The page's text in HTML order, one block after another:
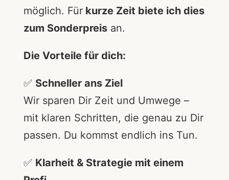
möglich. Fürkurze Zeit biete ich dies
zum Sonderpreisan.
Die Vorteile für dich:
✅ Schneller ans Ziel
Wir sparen Dir Zeit und Umwege –
mit klaren Schritten, die genau zu Dir
passen. Du kommst endlich ins Tun.
✅ Klarheit & Strategie mit einem